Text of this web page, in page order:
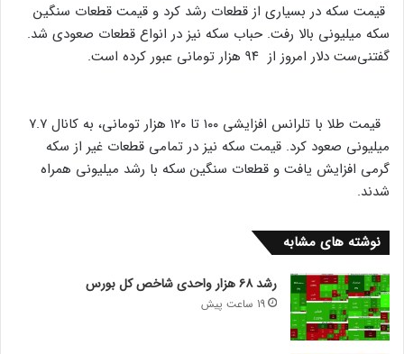
قیمت سکه در بسیاری از قطعات رشد کرد و قیمت قطعات سنگین
سکه میلیونی بالا رفت. حباب سکه نیز در انواع قطعات صعودی شد.
گفتنی‌ست دلار امروز از ۹۴ هزار تومانی عبور کرده است.
قیمت طلا با تلرانس افزایشی ۱۰۰ تا ۱۲۰ هزار تومانی، به کانال ۷.۷
میلیونی صعود کرد. قیمت سکه نیز در تمامی قطعات غیر از سکه
گرمی افزایش یافت و قطعات سنگین سکه با رشد میلیونی همراه
شدند.
نوشته های مشابه
رشد ۶۸ هزار واحدی شاخص کل بورس
19 ساعت پیش